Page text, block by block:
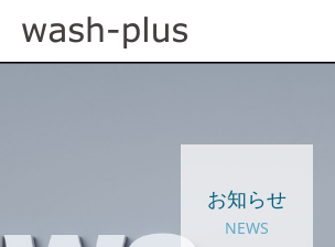
お知らせ
NEWS